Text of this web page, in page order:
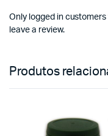
Only logged in
leave a review.
Produtos